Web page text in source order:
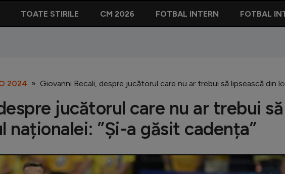
TOATE STIRILE CM 2026 FOTBAL INTERN FOTBAL
2024 Giovanni Becali, despre jucătorul care nu ar trebui să lipsească din
jucătorul care nu ar trebui să
naționalei: ”Și-a găsit cadența”